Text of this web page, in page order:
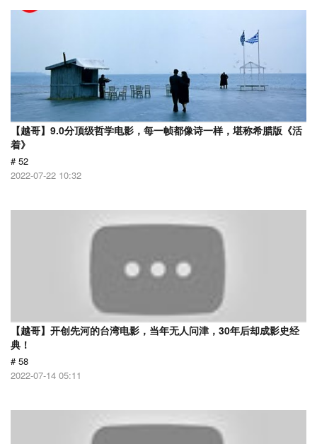
【越哥】9.0分顶级哲学电影，每一帧都像诗一样，堪称希腊版《活
着》
# 52
2022-07-22 10:32
【越哥】开创先河的台湾电影，当年无人问津，30年后却成影史经
典！
# 58
2022-07-14 05:11